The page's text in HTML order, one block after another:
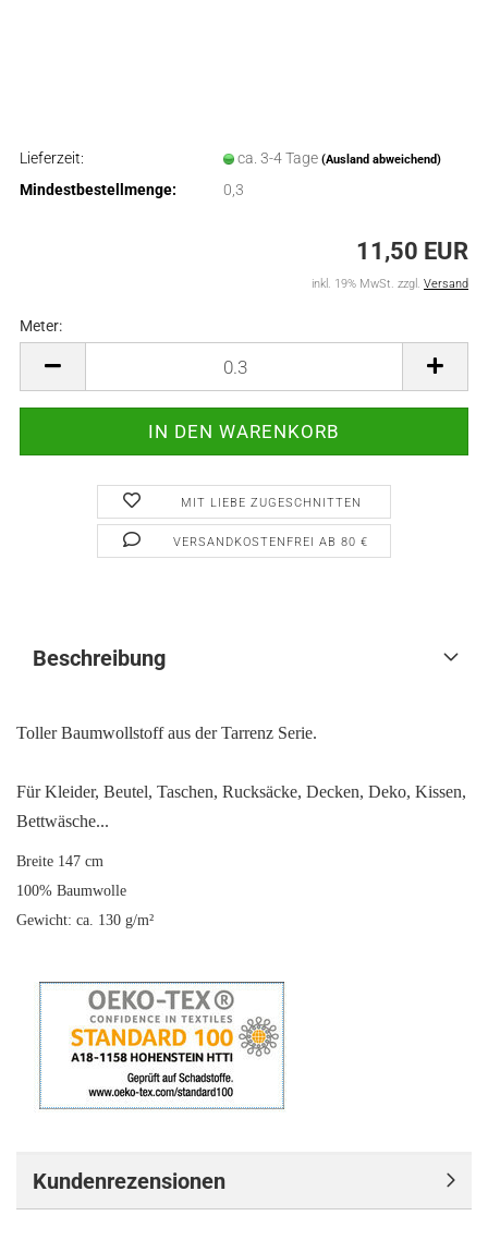
Lieferzeit: ca. 3-4 Tage (Ausland abweichend)
Mindestbestellmenge: 0,3
11,50 EUR
inkl. 19% MwSt. zzgl. Versand
Meter:
MIT LIEBE ZUGESCHNITTEN
VERSANDKOSTENFREI AB 80 €
Beschreibung
Toller Baumwollstoff aus der Tarrenz Serie.
Für Kleider, Beutel, Taschen, Rucksäcke, Decken, Deko, Kissen,
Bettwäsche...
Breite 147 cm
100% Baumwolle
Gewicht: ca. 130 g/m²
Kundenrezensionen